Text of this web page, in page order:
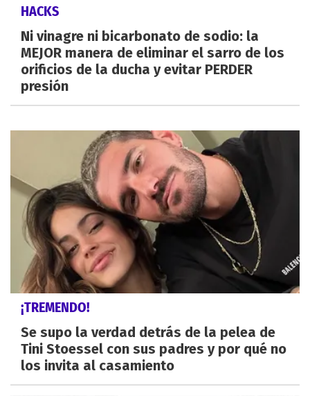
HACKS
Ni vinagre ni bicarbonato de sodio: la
MEJOR manera de eliminar el sarro de los
orificios de la ducha y evitar PERDER
presión
¡TREMENDO!
Se supo la verdad detrás de la pelea de
Tini Stoessel con sus padres y por qué no
los invita al casamiento